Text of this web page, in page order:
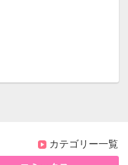
カテゴリー一覧